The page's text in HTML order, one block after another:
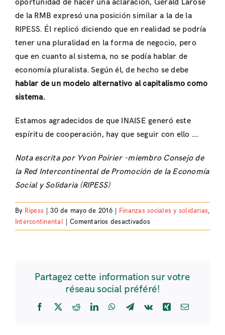
oportunidad de hacer una aclaración, Gérald Larose
de la RMB expresó una posición similar a la de la
RIPESS. Él replicó diciendo que en realidad se podría
tener una pluralidad en la forma de negocio, pero
que en cuanto al sistema, no se podía hablar de
economía pluralista. Según él, de hecho se debe
hablar de un modelo alternativo al capitalismo como
sistema.
Estamos agradecidos de que INAISE generó este
espíritu de cooperación, hay que seguir con ello ….
Nota escrita por Yvon Poirier -miembro Consejo de
la Red Intercontinental de Promoción de la Economía
Social y Solidaria (RIPESS)
By Ripess 30 de mayo de 2016 Finanzas sociales y solidarias,
Intercontinental
Comentarios desactivadosen
Participación
internacional
INAISE
–
Partagez cette information sur votre
réseau social préféré!
Facebook
X RedditLinkedInWhatsApp
Telegram
Vk Xing Email